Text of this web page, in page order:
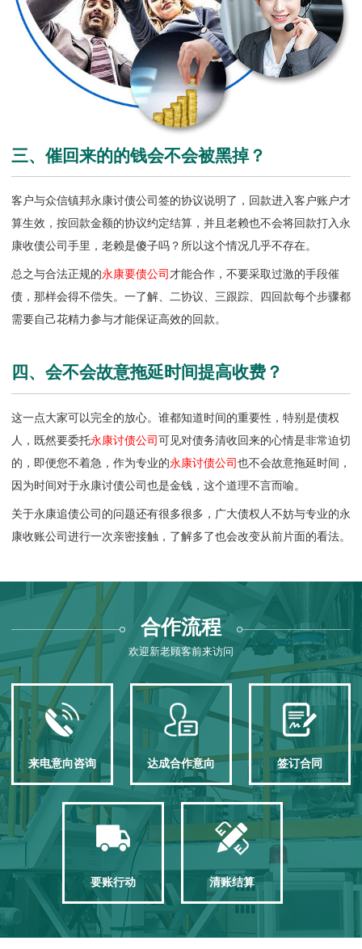
三、催回来的的钱会不会被黑掉？
客户与众信镇邦永康讨债公司签的协议说明了，回款进入客户账户才
算生效，按回款金额的协议约定结算，并且老赖也不会将回款打入永
康收债公司手里，老赖是傻子吗？所以这个情况几乎不存在。
总之与合法正规的永康要债公司才能合作，不要采取过激的手段催
债，那样会得不偿失。一了解、二协议、三跟踪、四回款每个步骤都
需要自己花精力参与才能保证高效的回款。
四、会不会故意拖延时间提高收费？
这一点大家可以完全的放心。谁都知道时间的重要性，特别是债权
人，既然要委托永康讨债公司可见对债务清收回来的心情是非常迫切
的，即便您不着急，作为专业的永康讨债公司也不会故意拖延时间，
因为时间对于永康讨债公司也是金钱，这个道理不言而喻。
关于永康追债公司的问题还有很多很多，广大债权人不妨与专业的永
康收账公司进行一次亲密接触，了解多了也会改变从前片面的看法。
合作流程
欢迎新老顾客前来访问
来电意向咨询 达成合作意向 签订合同
要账行动 清账结算